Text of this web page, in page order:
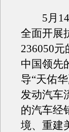
5月14
全面开展
236050
中国领先
导“天佑
发动汽车
的汽车经
境、重建